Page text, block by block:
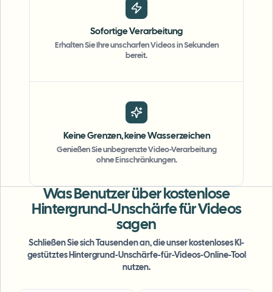
Sofortige Verarbeitung
Erhalten Sie Ihre unscharfen Videos in Sekunden
bereit.
Keine Grenzen, keine Wasserzeichen
Genießen Sie unbegrenzte Video-Verarbeitung
ohne Einschränkungen.
Was Benutzer über kostenlose
Hintergrund-Unschärfe für Videos
sagen
Schließen Sie sich Tausenden an, die unser kostenloses KI-
gestütztes Hintergrund-Unschärfe-für-Videos-Online-Tool
nutzen.
blur distracting backgrounds and
automatically anonymize license plates in
SJ
Sarah Johnson
Content Creator •YouTube